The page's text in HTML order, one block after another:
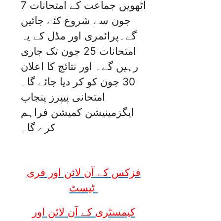
آٹھویں جماعت کے امتحانات 7
جون سے شروع کئے جائیں
گے۔پرائمری اور مڈل کے یہ
امتحانات 25 جون تک جاری
رہیں گے۔ اور نتائج کا اعلان
30 جون کو کر دیا جائے گا۔
امتحانی پیپرز پنجاب
ایگزمینیشن کمیشن فراہم
کرے گا۔
فزکس کے آن لائن اور فری
کیمسٹری کے آن لائن اور